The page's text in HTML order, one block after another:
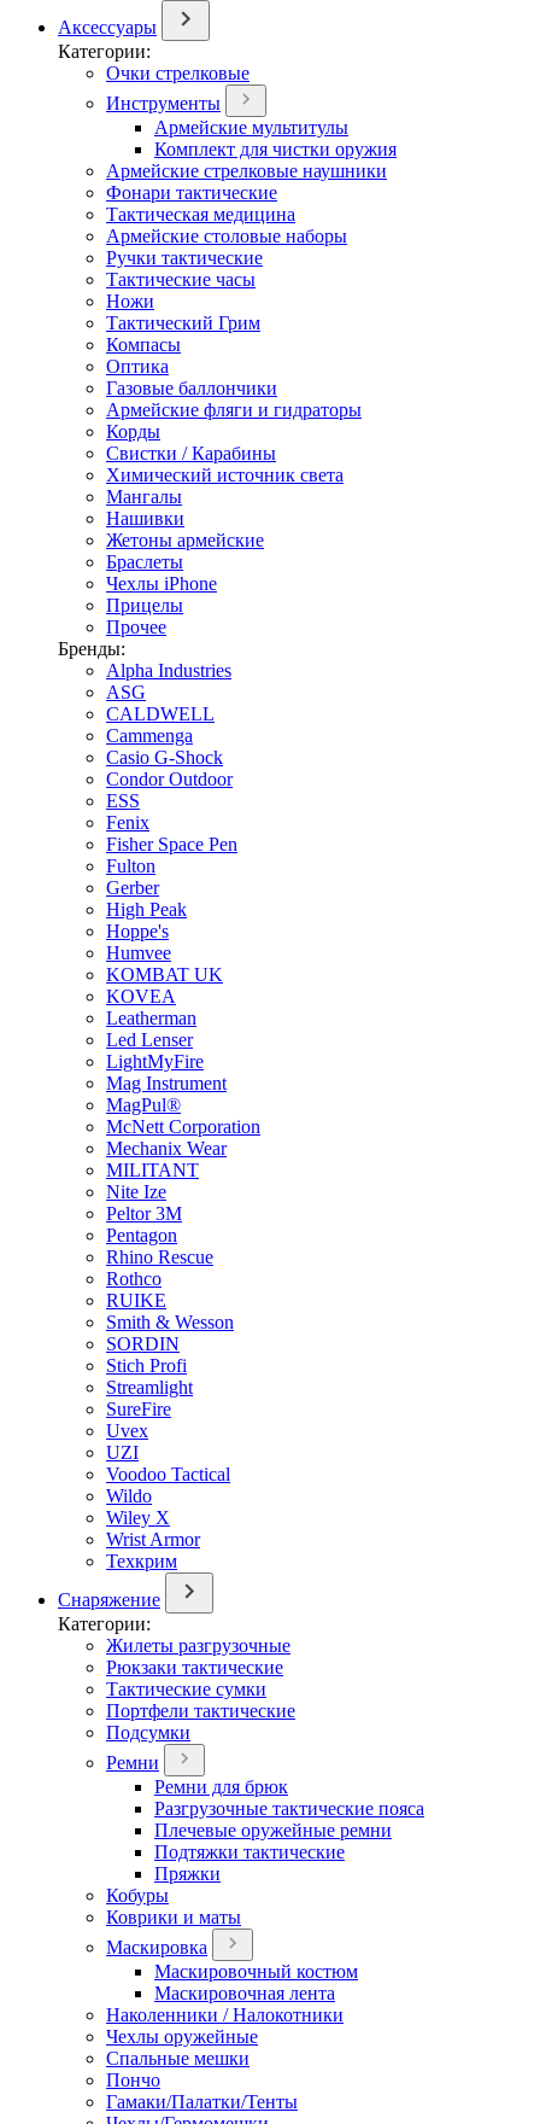
Аксессуары
Категории:
Очки стрелковые
Инструменты
Армейские мультитулы
Комплект для чистки оружия
Армейские стрелковые наушники
Фонари тактические
Тактическая медицина
Армейские столовые наборы
Ручки тактические
Тактические часы
Ножи
Тактический Грим
Компасы
Оптика
Газовые баллончики
Армейские фляги и гидраторы
Корды
Свистки / Карабины
Химический источник света
Мангалы
Нашивки
Жетоны армейские
Браслеты
Чехлы iPhone
Прицелы
Прочее
Бренды:
Alpha Industries
ASG
CALDWELL
Cammenga
Casio G-Shock
Condor Outdoor
ESS
Fenix
Fisher Space Pen
Fulton
Gerber
High Peak
Hoppe's
Humvee
KOMBAT UK
KOVEA
Leatherman
Led Lenser
LightMyFire
Mag Instrument
MagPul®
McNett Corporation
Mechanix Wear
MILITANT
Nite Ize
Peltor 3M
Pentagon
Rhino Rescue
Rothco
RUIKE
Smith & Wesson
SORDIN
Stich Profi
Streamlight
SureFire
Uvex
UZI
Voodoo Tactical
Wildo
Wiley X
Wrist Armor
Техкрим
Снаряжение
Категории:
Жилеты разгрузочные
Рюкзаки тактические
Тактические сумки
Портфели тактические
Подсумки
Ремни
Ремни для брюк
Разгрузочные тактические пояса
Плечевые оружейные ремни
Подтяжки тактические
Пряжки
Кобуры
Коврики и маты
Маскировка
Маскировочный костюм
Маскировочная лента
Наколенники / Налокотники
Чехлы оружейные
Спальные мешки
Пончо
Гамаки/Палатки/Тенты